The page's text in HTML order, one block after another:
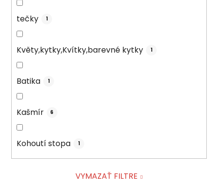
tečky 1
Květy,kytky,Kvítky,barevné kytky 1
Batika 1
Kašmír 6
Kohoutí stopa 1
VYMAZAŤ FILTRE